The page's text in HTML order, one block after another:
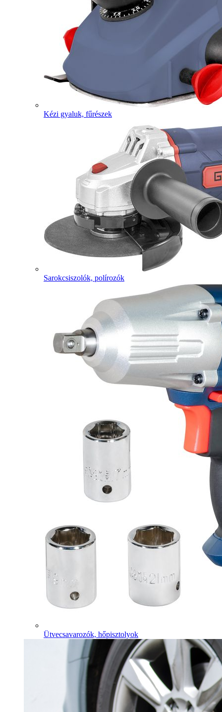
Kézi gyaluk, fűrészek
Sarokcsiszolók, polírozók
Ütvecsavarozók, hőpisztolyok